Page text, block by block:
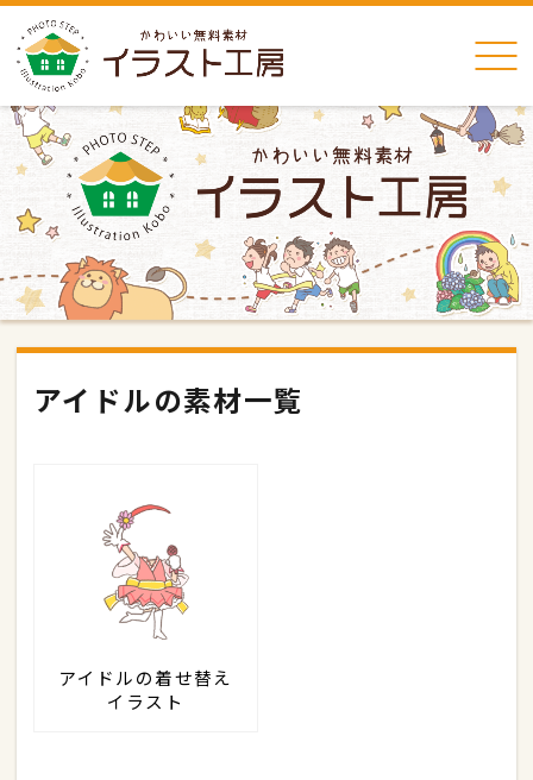
アイドルの素材一覧
アイドルの着せ替え
イラスト